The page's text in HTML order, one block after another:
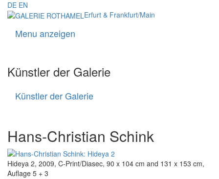
DE EN
Erfurt & Frankfurt/Main
Menu anzeigen
Künstler der Galerie
Künstler der Galerie
Hans-Christian Schink
Hideya 2, 2009, C-Print/Diasec, 90 x 104 cm and 131 x 153 cm,
Auflage 5 + 3